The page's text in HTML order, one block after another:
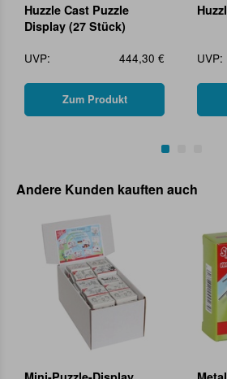
Huzzle Cast Puzzle
Display (27 Stück)
UVP:
444,30 €
Zum Produkt
UVP:
Andere Kunden kauften auch